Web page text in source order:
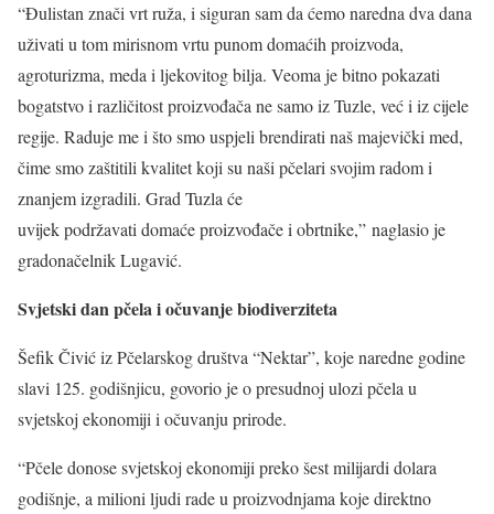
“Đulistan znači vrt ruža, i siguran sam da ćemo naredna dva dana
uživati u tom mirisnom vrtu punom domaćih proizvoda,
agroturizma, meda i ljekovitog bilja. Veoma je bitno pokazati
bogatstvo i različitost proizvođača ne samo iz Tuzle, već i iz cijele
regije. Raduje me i što smo uspjeli brendirati naš majevički med,
čime smo zaštitili kvalitet koji su naši pčelari svojim radom i
znanjem izgradili. Grad Tuzla će
uvijek podržavati domaće proizvođače i obrtnike,” naglasio je
gradonačelnik Lugavić.
Svjetski dan pčela i očuvanje biodiverziteta
Šefik Čivić iz Pčelarskog društva “Nektar”, koje naredne godine
slavi 125. godišnjicu, govorio je o presudnoj ulozi pčela u
svjetskoj ekonomiji i očuvanju prirode.
“Pčele donose svjetskoj ekonomiji preko šest milijardi dolara
godišnje, a milioni ljudi rade u proizvodnjama koje direktno